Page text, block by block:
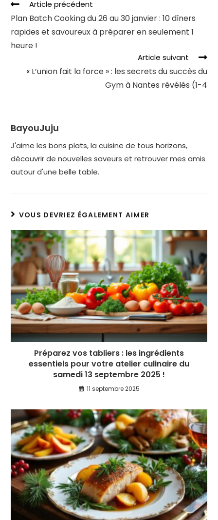
Article précédent
Plan Batch Cooking du 26 au 30 janvier : 10 dîners
rapides et savoureux à préparer en seulement 1
heure !
Article suivant
« L’union fait la force » : les secrets du succès du
Gym à Nantes révélés (1-4
BayouJuju
J'aime les bons plats, la cuisine de tous horizons,
découvrir de nouvelles saveurs et retrouver mes amis
autour d'une belle table.
VOUS DEVRIEZ ÉGALEMENT AIMER
Préparez vos tabliers : les ingrédients
essentiels pour votre atelier culinaire du
samedi 13 septembre 2025 !
11 septembre 2025